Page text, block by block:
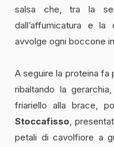
salsa che, tra la
dall’affumicatura e la
avvolge ogni boccone
A seguire la proteina fa
ribaltando la
friariello alla brace,
Stoccafisso,
petali di cavolfiore a